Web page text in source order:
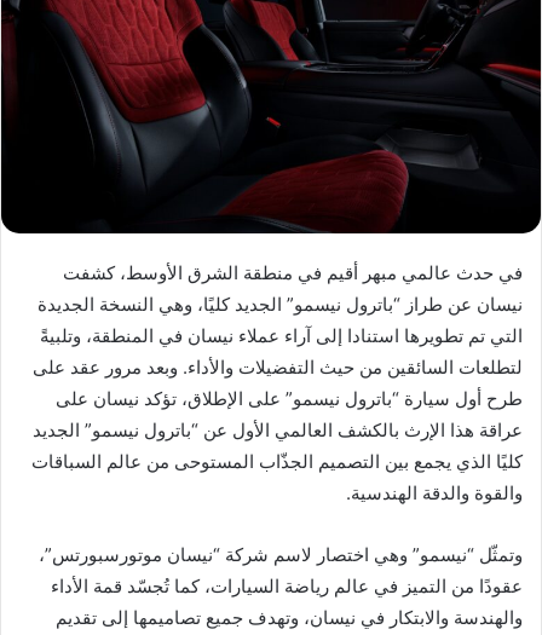
في حدث عالمي مبهر أقيم في منطقة الشرق الأوسط، كشفت
نيسان عن طراز “باترول نيسمو” الجديد كليًا، وهي النسخة الجديدة
التي تم تطويرها استنادا إلى آراء عملاء نيسان في المنطقة، وتلبيةً
لتطلعات السائقين من حيث التفضيلات والأداء. وبعد مرور عقد على
طرح أول سيارة “باترول نيسمو” على الإطلاق، تؤكد نيسان على
عراقة هذا الإرث بالكشف العالمي الأول عن “باترول نيسمو” الجديد
كليًا الذي يجمع بين التصميم الجذّاب المستوحى من عالم السباقات
والقوة والدقة الهندسية.
وتمثّل “نيسمو” وهي اختصار لاسم شركة “نيسان موتورسبورتس”،
عقودًا من التميز في عالم رياضة السيارات، كما تُجسّد قمة الأداء
والهندسة والابتكار في نيسان، وتهدف جميع تصاميمها إلى تقديم